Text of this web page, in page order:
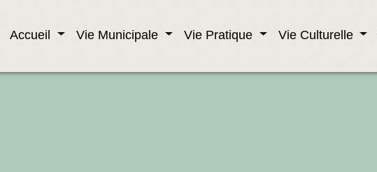
Accueil Vie Municipale Vie Pratique Vie Culturelle